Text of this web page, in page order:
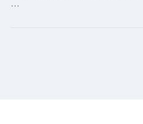
リッツ線の設計・製造能力と経